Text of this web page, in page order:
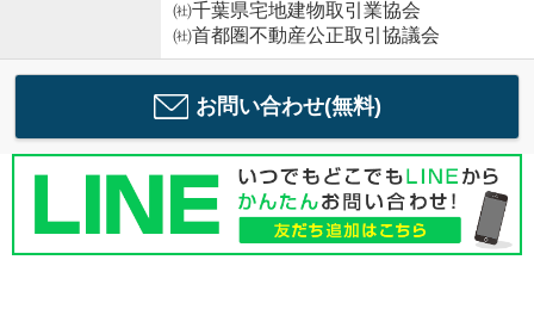
㈳千葉県宅地建物取引業協会
㈳首都圏不動産公正取引協議会
お問い合わせ(無料)